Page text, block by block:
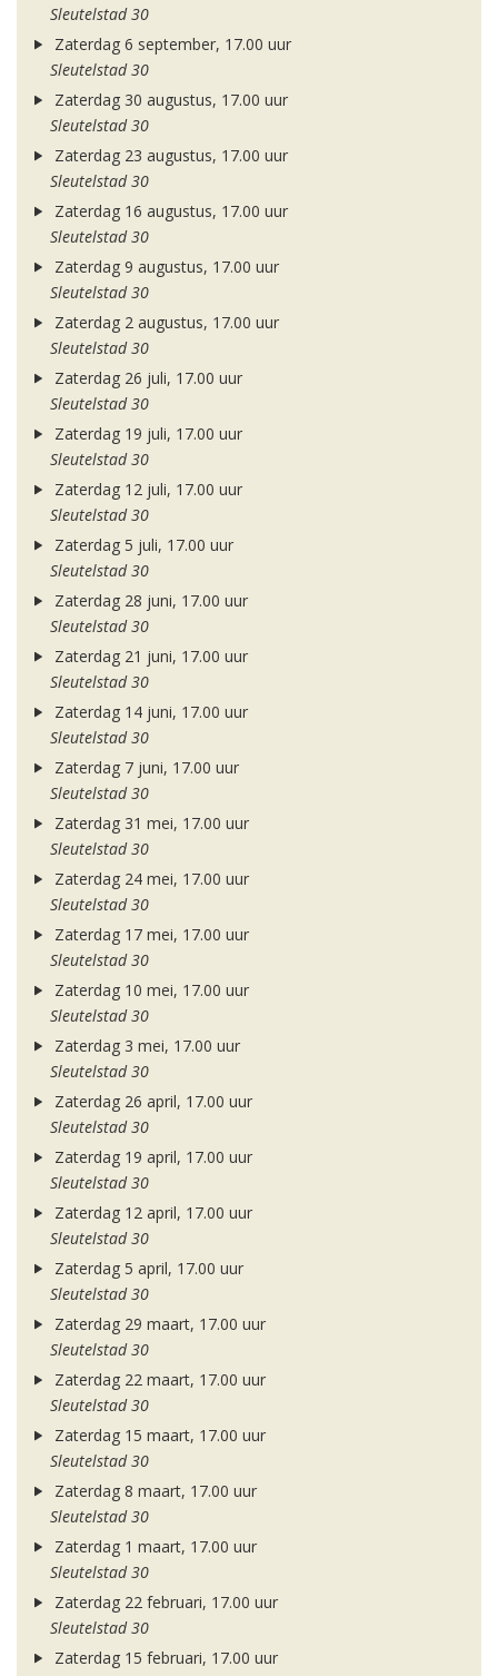
Sleutelstad 30
Zaterdag 6 september, 17.00 uur
Sleutelstad 30
Zaterdag 30 augustus, 17.00 uur
Sleutelstad 30
Zaterdag 23 augustus, 17.00 uur
Sleutelstad 30
Zaterdag 16 augustus, 17.00 uur
Sleutelstad 30
Zaterdag 9 augustus, 17.00 uur
Sleutelstad 30
Zaterdag 2 augustus, 17.00 uur
Sleutelstad 30
Zaterdag 26 juli, 17.00 uur
Sleutelstad 30
Zaterdag 19 juli, 17.00 uur
Sleutelstad 30
Zaterdag 12 juli, 17.00 uur
Sleutelstad 30
Zaterdag 5 juli, 17.00 uur
Sleutelstad 30
Zaterdag 28 juni, 17.00 uur
Sleutelstad 30
Zaterdag 21 juni, 17.00 uur
Sleutelstad 30
Zaterdag 14 juni, 17.00 uur
Sleutelstad 30
Zaterdag 7 juni, 17.00 uur
Sleutelstad 30
Zaterdag 31 mei, 17.00 uur
Sleutelstad 30
Zaterdag 24 mei, 17.00 uur
Sleutelstad 30
Zaterdag 17 mei, 17.00 uur
Sleutelstad 30
Zaterdag 10 mei, 17.00 uur
Sleutelstad 30
Zaterdag 3 mei, 17.00 uur
Sleutelstad 30
Zaterdag 26 april, 17.00 uur
Sleutelstad 30
Zaterdag 19 april, 17.00 uur
Sleutelstad 30
Zaterdag 12 april, 17.00 uur
Sleutelstad 30
Zaterdag 5 april, 17.00 uur
Sleutelstad 30
Zaterdag 29 maart, 17.00 uur
Sleutelstad 30
Zaterdag 22 maart, 17.00 uur
Sleutelstad 30
Zaterdag 15 maart, 17.00 uur
Sleutelstad 30
Zaterdag 8 maart, 17.00 uur
Sleutelstad 30
Zaterdag 1 maart, 17.00 uur
Sleutelstad 30
Zaterdag 22 februari, 17.00 uur
Sleutelstad 30
Zaterdag 15 februari, 17.00 uur